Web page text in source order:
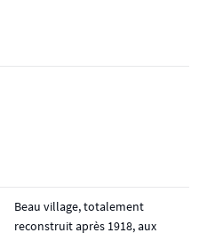
Beau village, totalement
reconstruit après 1918, aux